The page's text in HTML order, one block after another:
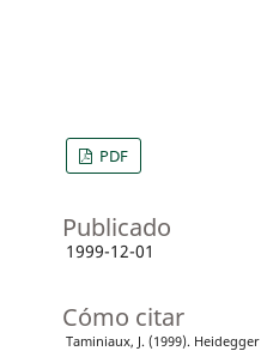
PDF
Publicado
1999-12-01
Cómo citar
Taminiaux, J. (1999). Heidegger